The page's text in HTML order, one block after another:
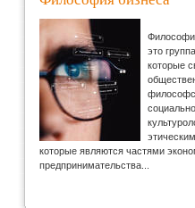
это
которые
которые являются частями
предпринимательства...